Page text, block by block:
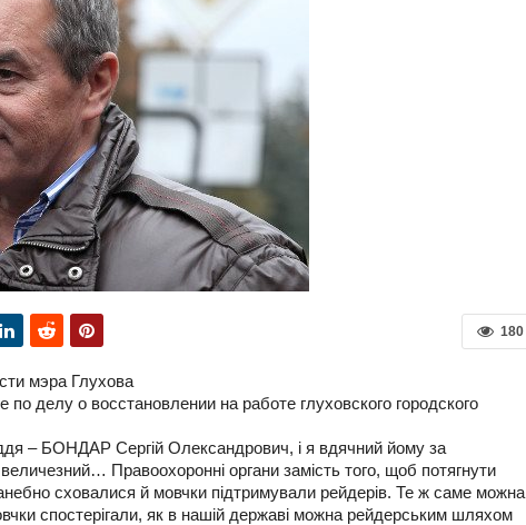
180
мэра Глухова
делу о восстановлении на работе глуховского городского
– БОНДАР Сергій Олександрович, і я вдячний йому за
Правоохоронні органи замість того, щоб потягнути
сховалися й мовчки підтримували рейдерів. Те ж саме можна
спостерігали, як в нашій державі можна рейдерським шляхом